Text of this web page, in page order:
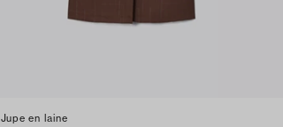
Jupe en laine